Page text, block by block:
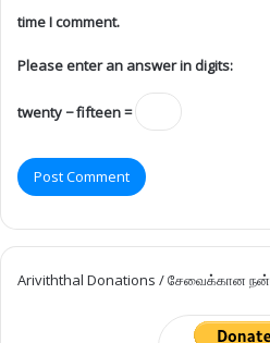
time I comment.
Please enter an answer in digits:
twenty − fifteen =
Ariviththal Donations / சேவைக்கான